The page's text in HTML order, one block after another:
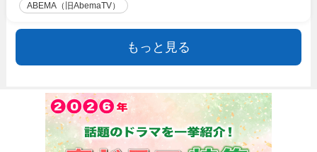
ABEMA（旧AbemaTV）
もっと見る